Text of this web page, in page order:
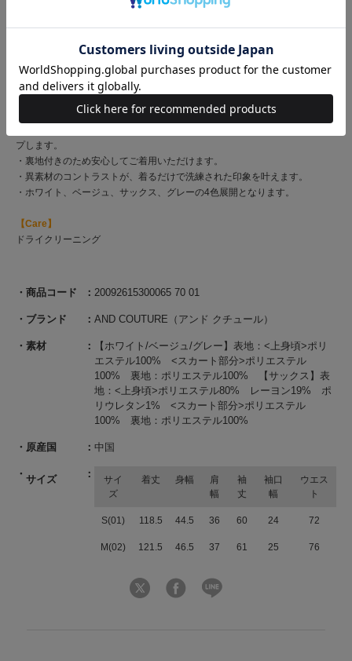
商品コード 20092615300065 70 01
ブランド AND COUTURE（アンド クチュール）
素材
【ホワイト/ベージュ/グレー】表地：<上身頃>ポリ
エステル100% <スカート部分>ポリエステル
100% 裏地：ポリエステル100% 【サックス】表
地：<上身頃>ポリエステル80% レーヨン19% ポ
リウレタン1% <スカート部分>ポリエステル
100% 裏地：ポリエステル100%
原産国 中国
サイズ
サイ
ズ
着丈 身幅
肩
幅
袖
丈
袖口
幅
ウエス
ト
S(01) 118.5 44.5 36 60 24 72
M(02) 121.5 46.5 37 61 25 76
・S、Mの2サイズ展開のバックファスナー仕様。
【Fabric】
・上身頃はハリ感のあるツイード素材を使用し、きちんと感のある仕上がり
プします。
・裏地付きのため安心してご着用いただけます。
・異素材のコントラストが、着るだけで洗練された印象を叶えます。
・ホワイト、ベージュ、サックス、グレーの4色展開となります。
【Care】
ドライクリーニング